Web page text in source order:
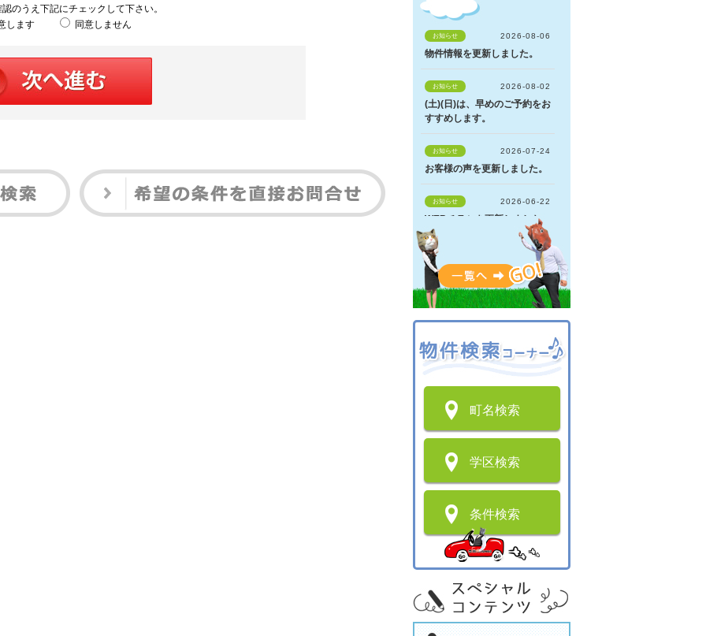
のうえ下記にチェックして下さい。
します
同意しません
町名検索
学区検索
条件検索